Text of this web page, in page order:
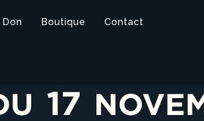
Don Boutique Contact